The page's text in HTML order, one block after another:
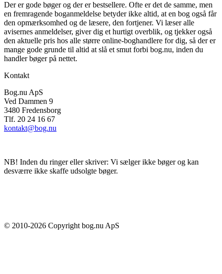
ISBN:9788714293857
Forlag: Høst & Søn
Udgivet: 15. august 1996
Der er gode bøger og der er bestsellere. Ofte er det de samme, men
en fremragende boganmeldelse betyder ikke altid, at en bog også får
den opmærksomhed og de læsere, den fortjener. Vi læser alle
avisernes anmeldelser, giver dig et hurtigt overblik, og tjekker også
den aktuelle pris hos alle større online-boghandlere for dig, så der er
mange gode grunde til altid at slå et smut forbi bog.nu, inden du
handler bøger på nettet.
Kontakt
Bog.nu ApS
Ved Dammen 9
3480 Fredensborg
Tlf. 20 24 16 67
kontakt@bog.nu
NB! Inden du ringer eller skriver: Vi sælger ikke bøger og kan
desværre ikke skaffe udsolgte bøger.
© 2010-2026 Copyright bog.nu ApS